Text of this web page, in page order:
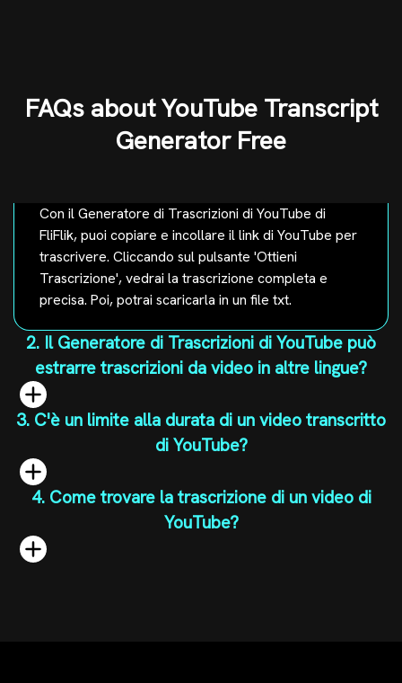
FAQs about YouTube Transcript
Generator Free
Con il Generatore di Trascrizioni di YouTube di
FliFlik, puoi copiare e incollare il link di YouTube per
trascrivere. Cliccando sul pulsante 'Ottieni
Trascrizione', vedrai la trascrizione completa e
precisa. Poi, potrai scaricarla in un file txt.
2. Il Generatore di Trascrizioni di YouTube può
estrarre trascrizioni da video in altre lingue?
3. C'è un limite alla durata di un video transcritto
di YouTube?
4. Come trovare la trascrizione di un video di
YouTube?